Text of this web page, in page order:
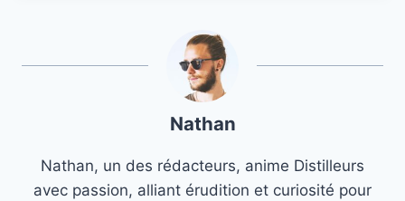
Nathan
Nathan, un des rédacteurs, anime Distilleurs
avec passion, alliant érudition et curiosité pour